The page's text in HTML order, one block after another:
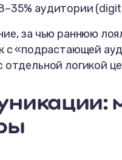
аудитории
за чью раннюю
с «подрастающей
отдельной логикой